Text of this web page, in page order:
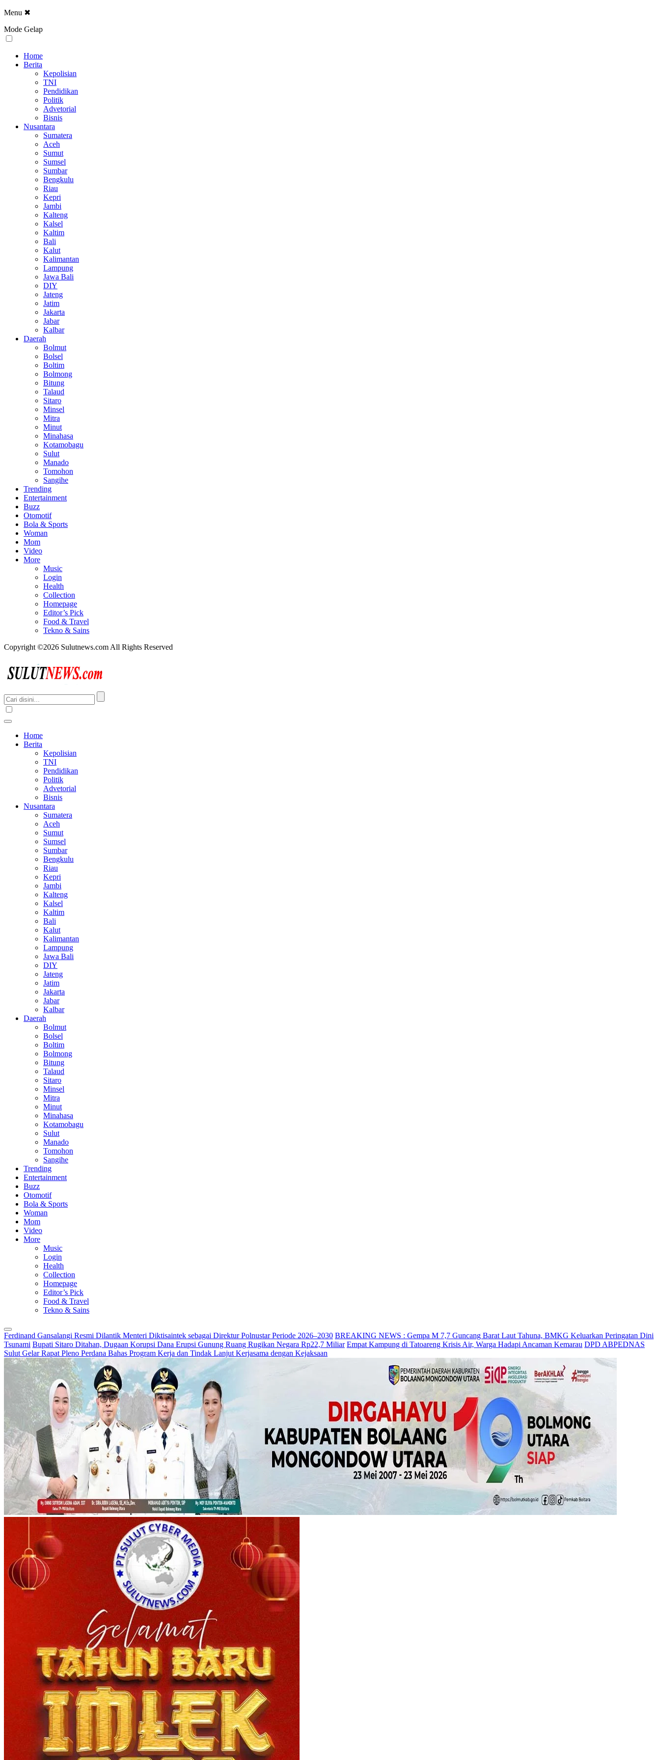
Menu ✖
Mode Gelap
Home
Berita
Kepolisian
TNI
Pendidikan
Politik
Advetorial
Bisnis
Nusantara
Sumatera
Aceh
Sumut
Sumsel
Sumbar
Bengkulu
Riau
Kepri
Jambi
Kalteng
Kalsel
Kaltim
Bali
Kalut
Kalimantan
Lampung
Jawa Bali
DIY
Jateng
Jatim
Jakarta
Jabar
Kalbar
Daerah
Bolmut
Bolsel
Boltim
Bolmong
Bitung
Talaud
Sitaro
Minsel
Mitra
Minut
Minahasa
Kotamobagu
Sulut
Manado
Tomohon
Sangihe
Trending
Entertainment
Buzz
Otomotif
Bola & Sports
Woman
Mom
Video
More
Music
Login
Health
Collection
Homepage
Editor’s Pick
Food & Travel
Tekno & Sains
Copyright ©2026 Sulutnews.com All Rights Reserved
Home
Berita
Kepolisian
TNI
Pendidikan
Politik
Advetorial
Bisnis
Nusantara
Sumatera
Aceh
Sumut
Sumsel
Sumbar
Bengkulu
Riau
Kepri
Jambi
Kalteng
Kalsel
Kaltim
Bali
Kalut
Kalimantan
Lampung
Jawa Bali
DIY
Jateng
Jatim
Jakarta
Jabar
Kalbar
Daerah
Bolmut
Bolsel
Boltim
Bolmong
Bitung
Talaud
Sitaro
Minsel
Mitra
Minut
Minahasa
Kotamobagu
Sulut
Manado
Tomohon
Sangihe
Trending
Entertainment
Buzz
Otomotif
Bola & Sports
Woman
Mom
Video
More
Music
Login
Health
Collection
Homepage
Editor’s Pick
Food & Travel
Tekno & Sains
Ferdinand Gansalangi Resmi Dilantik Menteri Diktisaintek sebagai Direktur Polnustar Periode 2026–2030 BREAKING NEWS : Gempa M 7,7 Guncang Barat Laut Tahuna, BMKG Keluarkan Peringatan Dini
Tsunami Bupati Sitaro Ditahan, Dugaan Korupsi Dana Erupsi Gunung Ruang Rugikan Negara Rp22,7 Miliar Empat Kampung di Tatoareng Krisis Air, Warga Hadapi Ancaman Kemarau DPD ABPEDNAS
Sulut Gelar Rapat Pleno Perdana Bahas Program Kerja dan Tindak Lanjut Kerjasama dengan Kejaksaan